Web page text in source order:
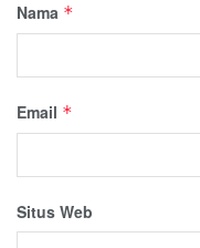
Nama *
Email *
Situs Web